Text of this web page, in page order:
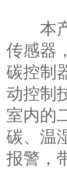
本产
传感器
碳控制
动控制
室内的
碳、温
报警，